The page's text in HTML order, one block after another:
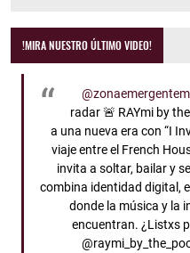
!MIRA NUESTRO ÚLTIMO VIDEO!
radar 🚨 RAYmi by
a una nueva era con “I
viaje entre el French
invita a soltar, bailar y
combina identidad digital,
donde la música y la
encuentran. ¿Listxs